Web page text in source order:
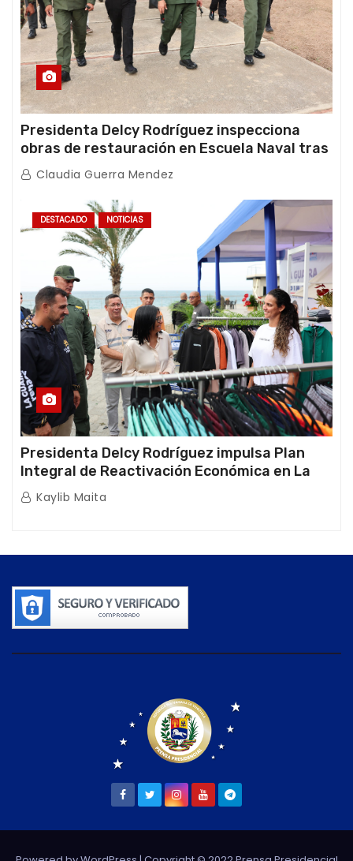
Presidenta Delcy Rodríguez inspecciona
obras de restauración en Escuela Naval tras
afectaciones sísmicas en La Guaira
Claudia Guerra Mendez
DESTACADO NOTICIAS
Presidenta Delcy Rodríguez impulsa Plan
Integral de Reactivación Económica en La
Guaira
Kaylib Maita